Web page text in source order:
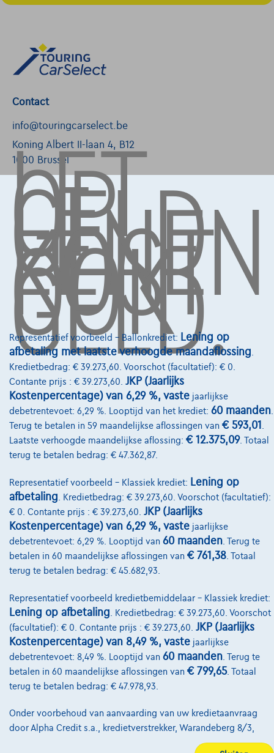
LET
OP,
GELD
LENEN
KOST
OOK
GELD.
Representatief voorbeeld – Ballonkrediet: Lening op
afbetaling met laatste verhoogde maandaflossing
Kredietbedrag: € 39.273,60. Voorschot (facultatief): € 0.
Contante prijs : € 39.273,60. JKP (Jaarlijks
Kostenpercentage) van 6,29 %, vaste jaarlijkse
debetrentevoet: 6,29 %. Looptijd van het krediet: 60 maanden
Terug te betalen in 59 maandelijkse aflossingen van € 593,01
Laatste verhoogde maandelijkse aflossing: € 12.375,09. Totaal
terug te betalen bedrag: € 47.362,87.
Representatief voorbeeld – Klassiek krediet: Lening op
afbetaling . Kredietbedrag: € 39.273,60. Voorschot (facultatief):
€ 0. Contante prijs : € 39.273,60. JKP (Jaarlijks
Kostenpercentage) van 6,29 %, vaste jaarlijkse
debetrentevoet: 6,29 %. Looptijd van 60 maanden . Terug te
betalen in 60 maandelijkse aflossingen van € 761,38 . Totaal
terug te betalen bedrag: € 45.682,93.
Representatief voorbeeld kredietbemiddelaar – Klassiek krediet:
Lening op afbetaling . Kredietbedrag: € 39.273,60. Voorschot
(facultatief): € 0. Contante prijs : € 39.273,60. JKP (Jaarlijks
Kostenpercentage) van 8,49 %, vaste jaarlijkse
debetrentevoet: 8,49 %. Looptijd van 60 maanden . Terug te
betalen in 60 maandelijkse aflossingen van € 799,65. Totaal
terug te betalen bedrag: € 47.978,93.
Onder voorbehoud van aanvaarding van uw kredietaanvraag
door Alpha Credit s.a., kredietverstrekker, Warandeberg 8/3,
1000 Brussel, BTW BE 0445.781.316, RPM Brussel. Adverteerder:
Contact
info@touringcarselect.be
Koning Albert II-laan 4, B12
1000 Brussel
Diensten & Oplossingen
Pechverhelping verzekering
Financiering
Autoverzekering
Lease en persoonlijke lease
Over Ons
Word klant
Wie zijn we
Kwaliteitscharter
Onze dealers
Onze partners
Onze team
Contact
Algemene Voorwaarden
Bijstandsvoorwaarden
Privacyverklaring
Cookiebeleid
Site Map